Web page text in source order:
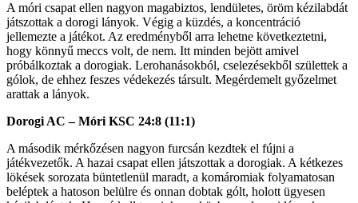
A móri csapat ellen nagyon magabiztos, lendületes, öröm kézilabdát
játszottak a dorogi lányok. Végig a küzdés, a koncentráció
jellemezte a játékot. Az eredményből arra lehetne következtetni,
hogy könnyű meccs volt, de nem. Itt minden bejött amivel
próbálkoztak a dorogiak. Lerohanásokból, cselezésekből születtek a
gólok, de ehhez feszes védekezés társult. Megérdemelt győzelmet
arattak a lányok.
Dorogi AC – Móri KSC 24:8 (11:1)
A második mérkőzésen nagyon furcsán kezdtek el fújni a
játékvezetők. A hazai csapat ellen játszottak a dorogiak. A kétkezes
lökések sorozata büntetlenül maradt, a komáromiak folyamatosan
beléptek a hatoson belülre és onnan dobtak gólt, holott ügyesen